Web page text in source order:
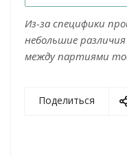
Из-за специфики
небольшие
между партиями
Поделиться